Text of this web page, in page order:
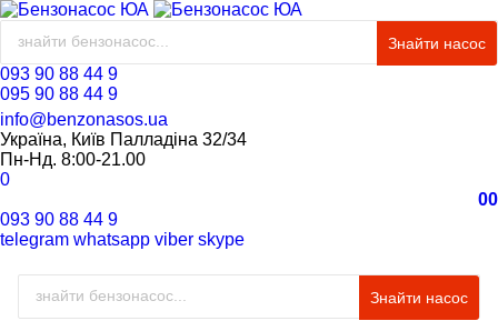
Знайти насос
093 90 88 44 9
095 90 88 44 9
info@benzonasos.ua
Україна, Київ Палладіна 32/34
Пн-Нд. 8:00-21.00
0
00
093 90 88 44 9
telegram whatsapp viber skype
Знайти насос